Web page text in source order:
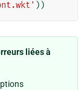
))
liées à